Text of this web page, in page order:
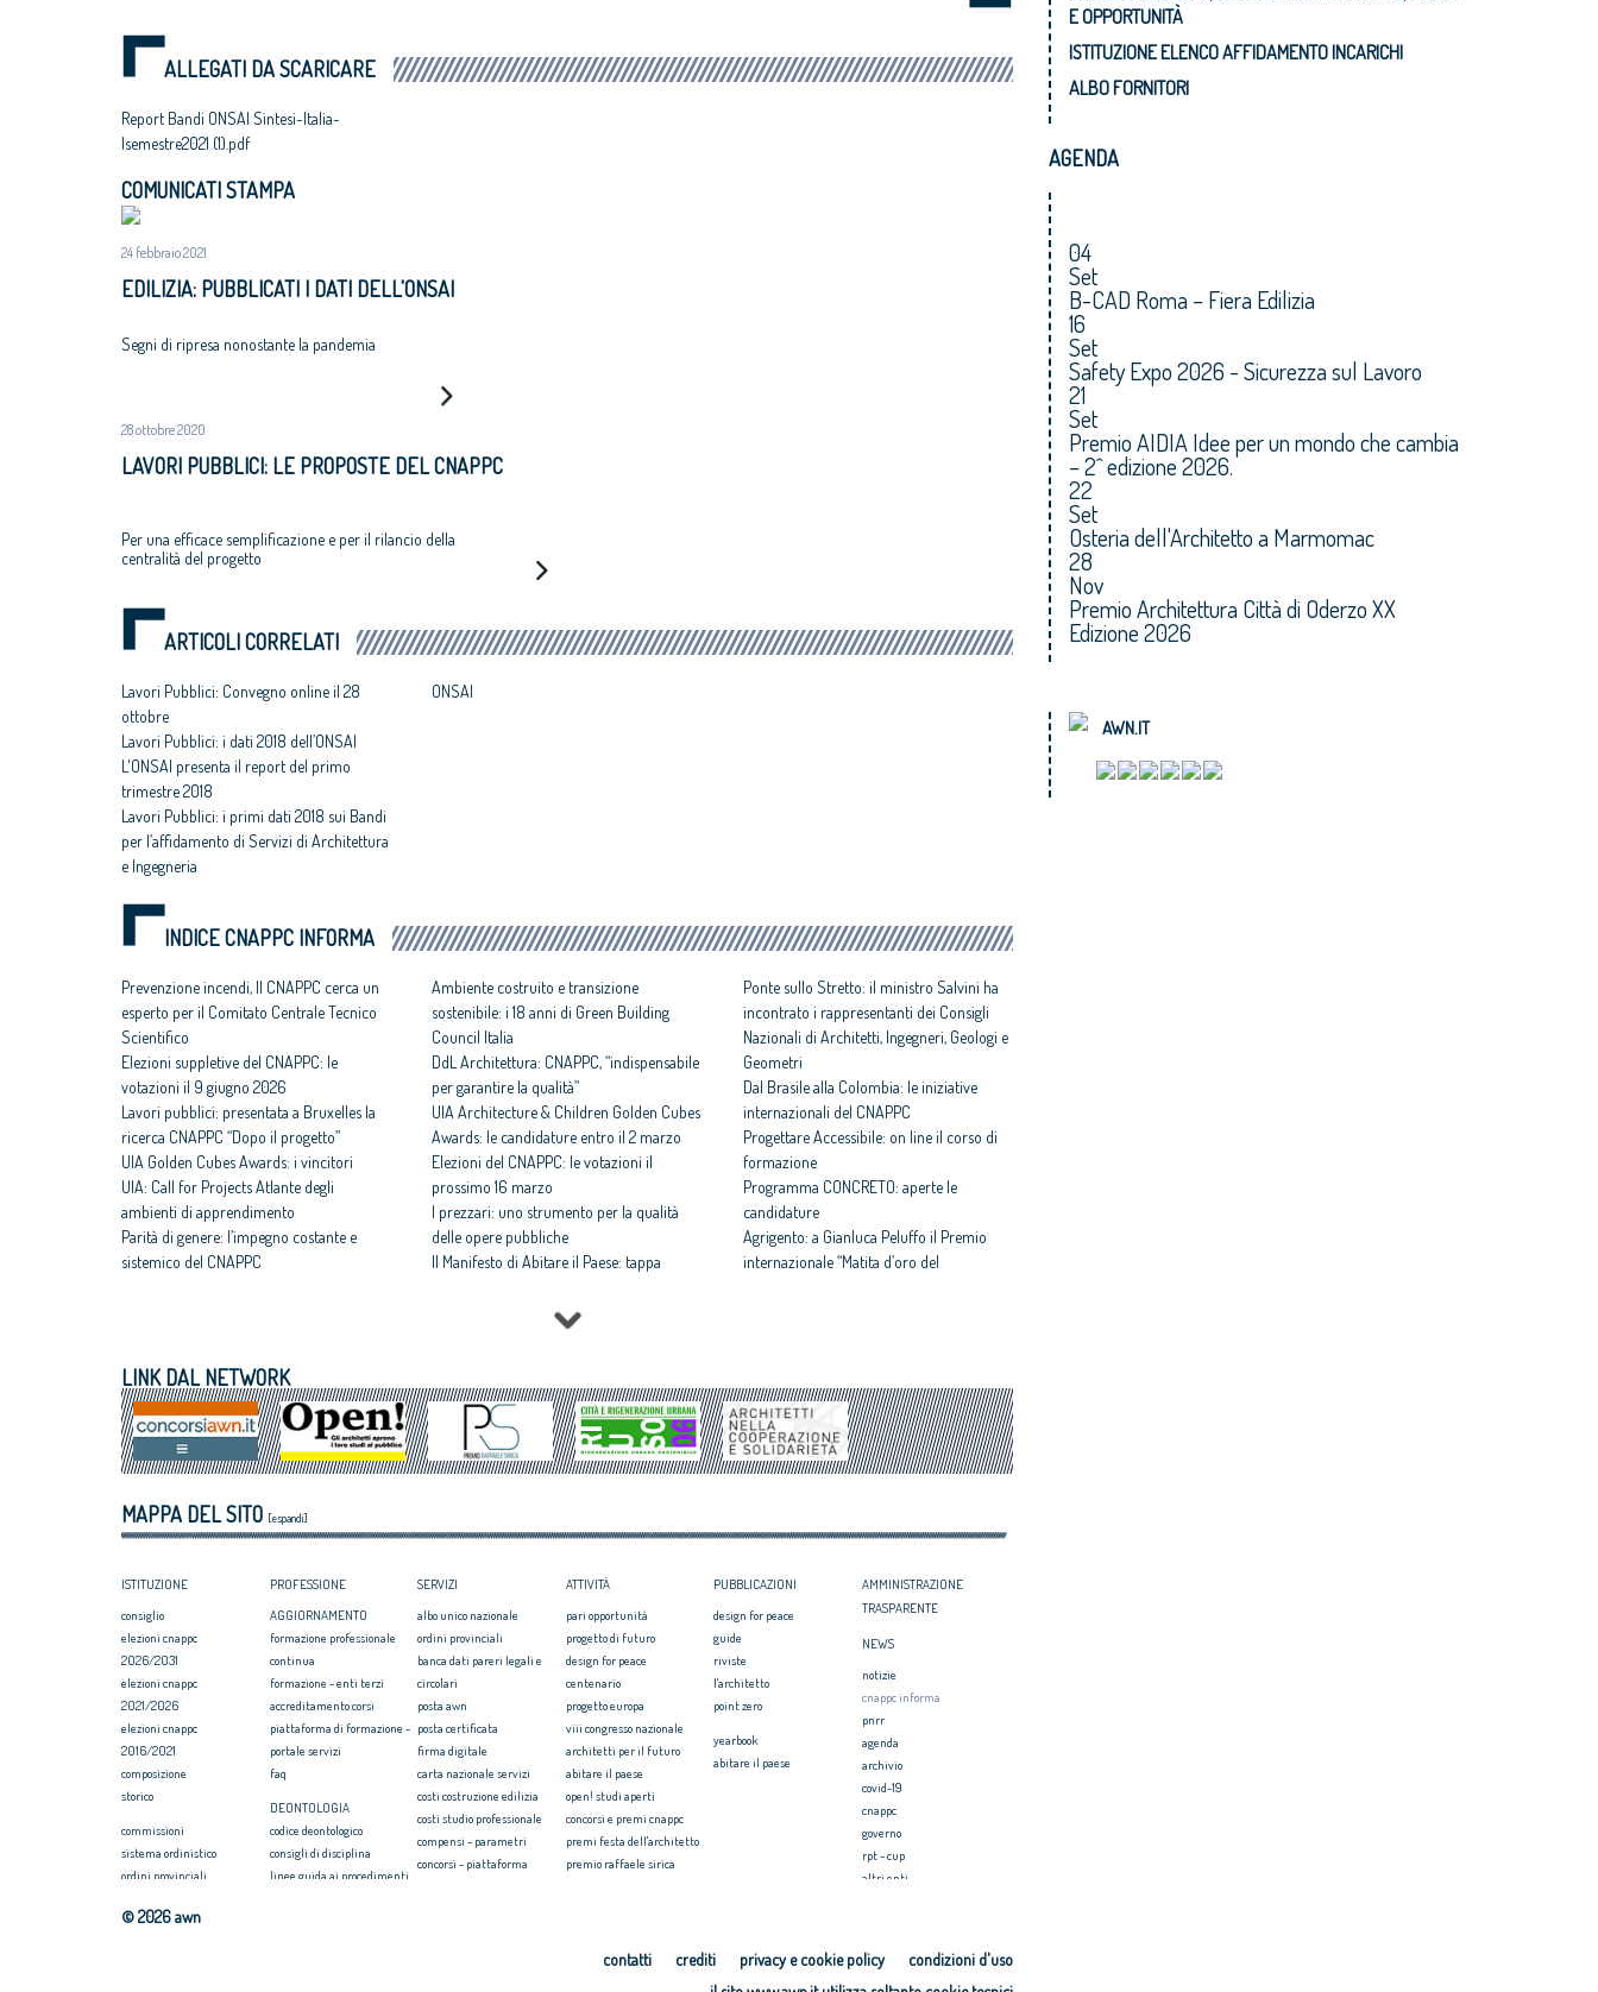
ALLEGATI DA SCARICARE
Report Bandi ONSAI Sintesi-Italia-
Isemestre2021 (1).pdf
COMUNICATI STAMPA
24 febbraio 2021
EDILIZIA: PUBBLICATI I DATI DELL'ONSAI
Segni di ripresa nonostante la pandemia
28 ottobre 2020
LAVORI PUBBLICI: LE PROPOSTE DEL CNAPPC
Per una efficace semplificazione e per il rilancio della
centralità del progetto
ARTICOLI CORRELATI
Lavori Pubblici: Convegno online il 28
ottobre
Lavori Pubblici: i dati 2018 dell’ONSAI
L'ONSAI presenta il report del primo
trimestre 2018
Lavori Pubblici: i primi dati 2018 sui Bandi
per l’affidamento di Servizi di Architettura
e Ingegneria
ONSAI
INDICE CNAPPC INFORMA
Prevenzione incendi, Il CNAPPC cerca un
esperto per il Comitato Centrale Tecnico
Scientifico
Elezioni suppletive del CNAPPC: le
votazioni il 9 giugno 2026
Lavori pubblici: presentata a Bruxelles la
ricerca CNAPPC “Dopo il progetto”
UIA Golden Cubes Awards: i vincitori
UIA: Call for Projects Atlante degli
ambienti di apprendimento
Parità di genere: l’impegno costante e
sistemico del CNAPPC
Giornata della Libera Professione:
l’intervento del CNAPPC
Concorsi di progettazione: concluso il
corso per Coordinatori di Concorsi di
Ambiente costruito e transizione
sostenibile: i 18 anni di Green Building
Council Italia
DdL Architettura: CNAPPC, “indispensabile
per garantire la qualità”
UIA Architecture & Children Golden Cubes
Awards: le candidature entro il 2 marzo
Elezioni del CNAPPC: le votazioni il
prossimo 16 marzo
I prezzari: uno strumento per la qualità
delle opere pubbliche
Il Manifesto di Abitare il Paese: tappa
Abitare il Paese. La cultura della domanda:
Sisma, dissesto idrogeologico, calamità: è
tempo di agire
Premio Raffele Sirica 2025: il CNAPPC e le
politiche a favore dei giovani professionisti
d’Europa
Ponte sullo Stretto: il ministro Salvini ha
incontrato i rappresentanti dei Consigli
Nazionali di Architetti, Ingegneri, Geologi e
Geometri
Dal Brasile alla Colombia: le iniziative
internazionali del CNAPPC
Progettare Accessibile: on line il corso di
formazione
Programma CONCRETO: aperte le
candidature
Agrigento: a Gianluca Peluffo il Premio
internazionale “Matita d’oro del
alla Conferenza internazionale organizzata
dall’Ordine degli Architetti del Portogallo e
dal CAE
Abitare il Paese: al via l’VIII edizione
Premio UIA 2030: candidature entro il 29
LINK DAL NETWORK
MAPPA DEL SITO [espandi]
ISTITUZIONE
consiglio
elezioni cnappc
2026/2031
elezioni cnappc
2021/2026
elezioni cnappc
2016/2021
composizione
storico
commissioni
sistema ordinistico
ordini provinciali
2025-2029
PROFESSIONE
AGGIORNAMENTO
formazione professionale
continua
formazione - enti terzi
accreditamento corsi
piattaforma di formazione -
portale servizi
faq
DEONTOLOGIA
codice deontologico
consigli di disciplina
linee guida ai procedimenti
SERVIZI
albo unico nazionale
ordini provinciali
banca dati pareri legali e
circolari
posta awn
posta certificata
firma digitale
carta nazionale servizi
costi costruzione edilizia
costi studio professionale
compensi - parametri
concorsi - piattaforma
ATTIVITÀ
pari opportunità
progetto di futuro
design for peace
centenario
progetto europa
viii congresso nazionale
architetti per il futuro
abitare il paese
open! studi aperti
concorsi e premi cnappc
premi festa dell'architetto
premio raffaele sirica
PUBBLICAZIONI
design for peace
guide
riviste
l'architetto
point zero
yearbook
abitare il paese
AMMINISTRAZIONE
TRASPARENTE
NEWS
notizie
cnappc informa
pnrr
agenda
archivio
covid-19
cnappc
governo
rpt - cup
altri enti
PRESS
comunicati stampa
© 2026 awn
condizioni d'uso
privacy e cookie policy
crediti
contatti
E OPPORTUNITÀ
ISTITUZIONE ELENCO AFFIDAMENTO INCARICHI
ALBO FORNITORI
AGENDA
04
Set
B-CAD Roma – Fiera Edilizia
16
Set
Safety Expo 2026 - Sicurezza sul Lavoro
21
Set
Premio AIDIA Idee per un mondo che cambia
– 2^ edizione 2026.
22
Set
Osteria dell'Architetto a Marmomac
28
Nov
Premio Architettura Città di Oderzo XX
Edizione 2026
AWN.IT